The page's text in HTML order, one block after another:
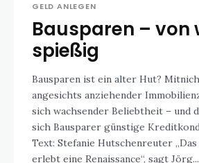
GELD ANLEGEN
Bausparen – von
spießig
Bausparen ist ein alter Hut?
angesichts anziehender
sich wachsender Beliebtheit – und
sich Bausparer günstige
Text: Stefanie Hutschenreuter „Das Bausparen
erlebt eine Renaissance“, sagt Jörg...